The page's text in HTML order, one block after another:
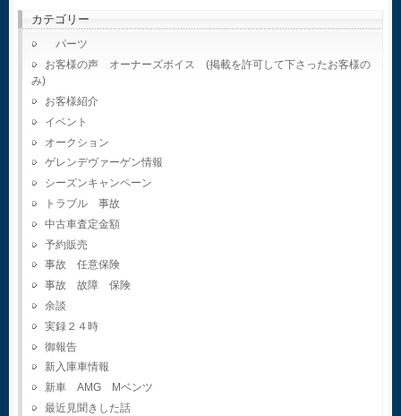
カテゴリー
パーツ
お客様の声 オーナーズボイス (掲載を許可して下さったお客様の
み)
お客様紹介
イベント
オークション
ゲレンデヴァーゲン情報
シーズンキャンペーン
トラブル 事故
中古車査定金額
予約販売
事故 任意保険
事故 故障 保険
余談
実録２４時
御報告
新入庫車情報
新車 AMG Mベンツ
最近見聞きした話